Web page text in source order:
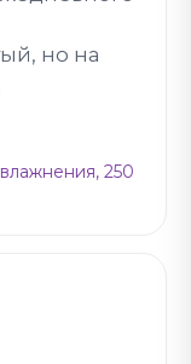
но на
250